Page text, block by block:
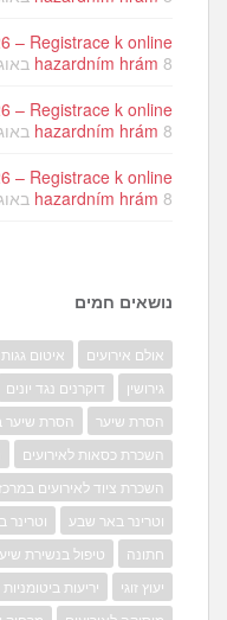
– Registrace k online
hazardním hrám 8 באוגוסט 2026
– Registrace k online
hazardním hrám 8 באוגוסט 2026
– Registrace k online
hazardním hrám 8 באוגוסט 2026
נושאים חמים
אולם אירועים איטום גגות
גירושין
דוקרנים נגד יונים
הסרת שיער
הסרת שיער
השכרת כסאות לאירועים
השכרת ציוד לאירועים
וטרינר באר שבע
חתונה
טיפול בנשירת
יעוץ זוגי
יריעות ביטומניות